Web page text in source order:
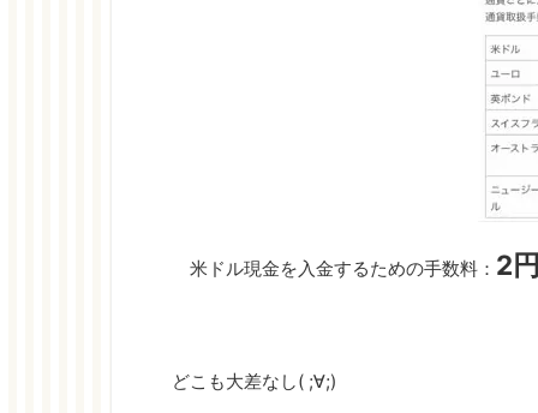
米ドル現金を入金するための手数料： 2
どこも大差なし( ;∀;)